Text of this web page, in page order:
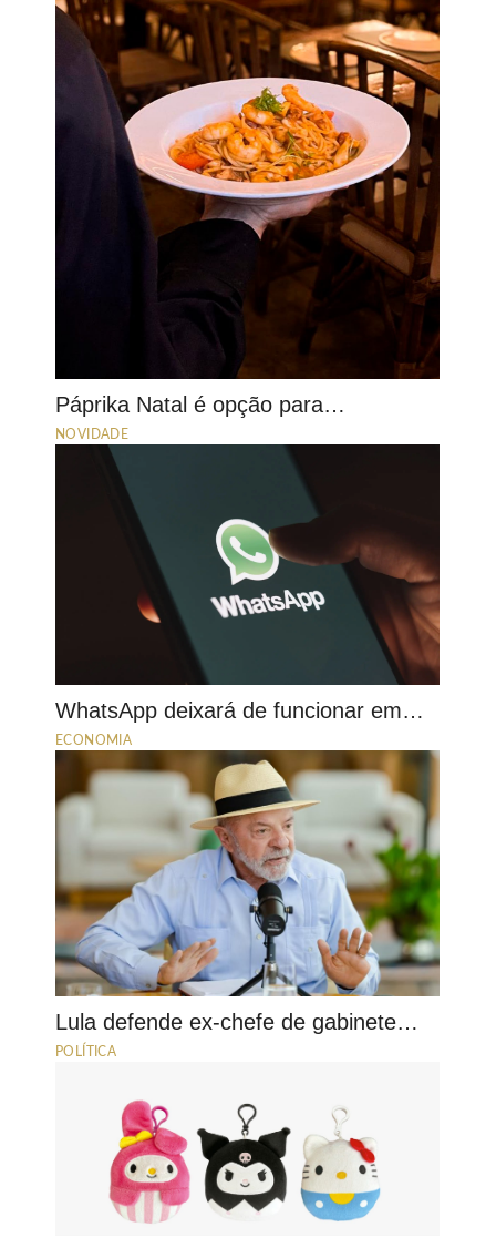
Páprika Natal é opção para…
NOVIDADE
WhatsApp deixará de funcionar em…
ECONOMIA
Lula defende ex-chefe de gabinete…
POLÍTICA